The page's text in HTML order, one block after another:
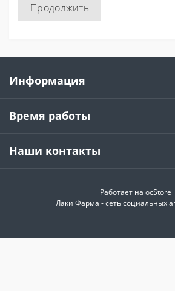
Продолжить
Информация
Время работы
Наши контакты
Работает на ocStore
Лаки Фарма - сеть социальных